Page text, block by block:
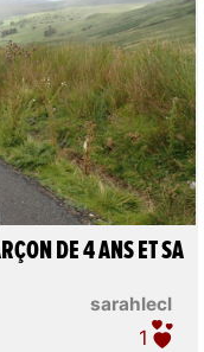
sarahlecl
DE 4 ANS ET SA
1